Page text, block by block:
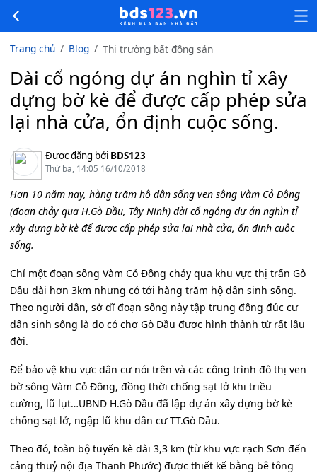
Trang chủ Blog Thị trường bất động sản
Dài cổ ngóng dự án nghìn tỉ xây
dựng bờ kè để được cấp phép sửa
lại nhà cửa, ổn định cuộc sống.
Được đăng bởi BDS123
Thứ ba, 14:05 16/10/2018
Hơn 10 năm nay, hàng trăm hộ dân sống ven sông Vàm Cỏ Đông
(đoạn chảy qua H.Gò Dầu, Tây Ninh) dài cổ ngóng dự án nghìn tỉ
xây dựng bờ kè để được cấp phép sửa lại nhà cửa, ổn định cuộc
sống.
Chỉ một đoạn sông Vàm Cỏ Đông chảy qua khu vực thị trấn Gò
Dầu dài hơn 3km nhưng có tới hàng trăm hộ dân sinh sống.
Theo người dân, sở dĩ đoạn sông này tập trung đông đúc cư
dân sinh sống là do có chợ Gò Dầu được hình thành từ rất lâu
đời.
Để bảo vệ khu vực dân cư nói trên và các công trình đô thị ven
bờ sông Vàm Cỏ Đông, đồng thời chống sạt lở khi triều
cường, lũ lụt…UBND H.Gò Dầu đã lập dự án xây dựng bờ kè
chống sạt lở, ngập lũ khu dân cư TT.Gò Dầu.
Theo đó, toàn bộ tuyến kè dài 3,3 km (từ khu vực rạch Sơn đến
cảng thuỷ nội địa Thanh Phước) được thiết kế bằng bê tông